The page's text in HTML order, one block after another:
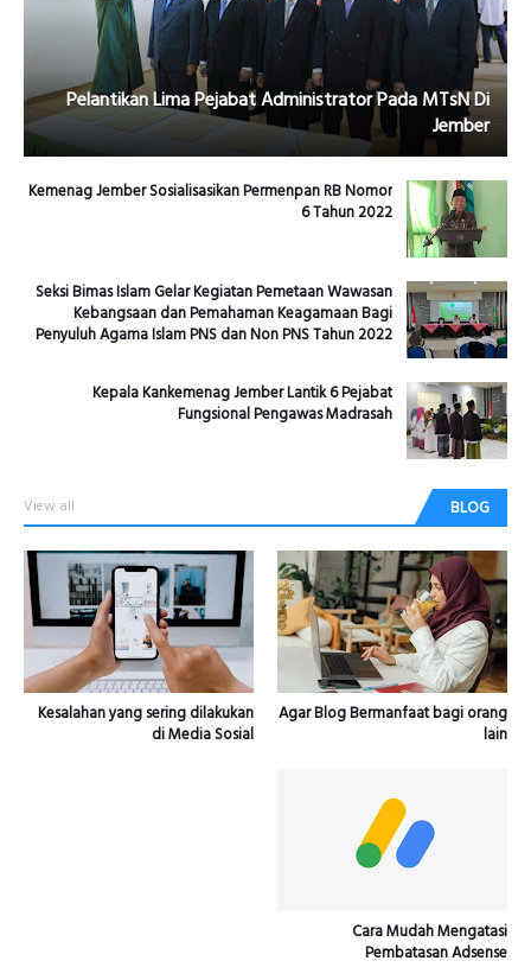
Pelantikan Lima Pejabat Administrator Pada MTsN Di
Jember
Kemenag Jember Sosialisasikan Permenpan RB Nomor
6 Tahun 2022
Seksi Bimas Islam Gelar Kegiatan Pemetaan Wawasan
Kebangsaan dan Pemahaman Keagamaan Bagi
Penyuluh Agama Islam PNS dan Non PNS Tahun 2022
Kepala Kankemenag Jember Lantik 6 Pejabat
Fungsional Pengawas Madrasah
BLOG
View all
Agar Blog Bermanfaat bagi orang
lain
Kesalahan yang sering dilakukan
di Media Sosial
Cara Mudah Mengatasi
Pembatasan Adsense